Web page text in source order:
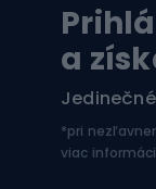
Plavky
SUP dosky
a
*pri
viac